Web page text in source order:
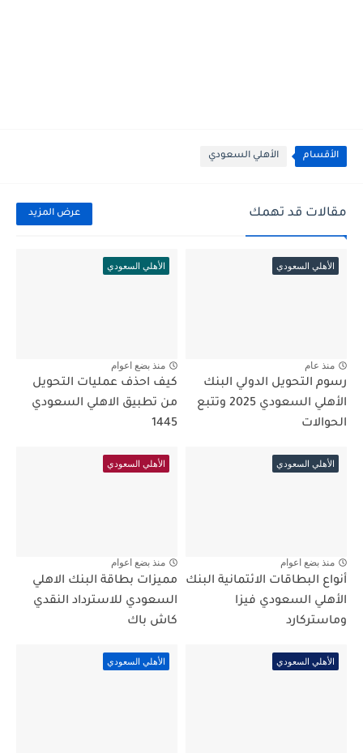
الأقسام الأهلي السعودي
مقالات قد تهمك عرض المزيد
الأهلي السعودي
منذ عام
رسوم التحويل الدولي البنك
الأهلي السعودي 2025 وتتبع
الحوالات
الأهلي السعودي
منذ بضع اعوام
كيف احذف عمليات التحويل
من تطبيق الاهلي السعودي
1445
الأهلي السعودي
منذ بضع اعوام
أنواع البطاقات الائتمانية البنك
الأهلي السعودي فيزا
وماستركارد
الأهلي السعودي
منذ بضع اعوام
مميزات بطاقة البنك الاهلي
السعودي للاسترداد النقدي
كاش باك
الأهلي السعودي الأهلي السعودي